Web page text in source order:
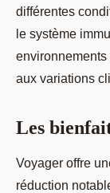
différentes
le système
aux variations
Les
Voyager offre
réduction